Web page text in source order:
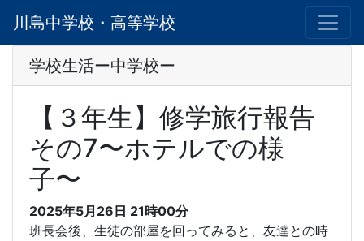
川島中学校・高等学校
学校生活ー中学校ー
【３年生】修学旅行報告
その7〜ホテルでの様
子〜
2025年5月26日 21時00分
班長会後、生徒の部屋を回ってみると、友達との時